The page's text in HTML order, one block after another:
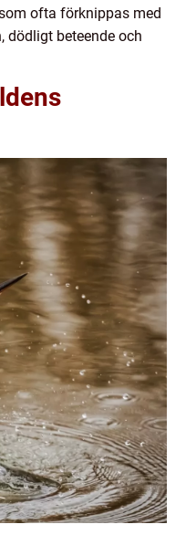
ofta förknippas med
dödligt beteende och